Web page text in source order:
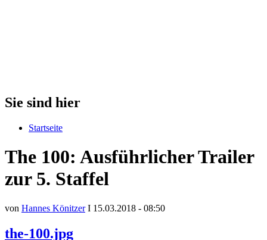
Sie sind hier
Startseite
The 100: Ausführlicher Trailer
zur 5. Staffel
von Hannes KönitzerI 15.03.2018 - 08:50
the-100.jpg